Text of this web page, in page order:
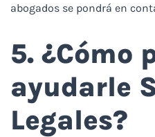
abogados se pondrá en
5. ¿Cómo
ayudarle
Legales?